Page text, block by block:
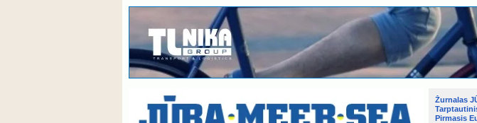
Žurnalas
Pirmasis